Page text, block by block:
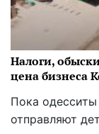
Налоги,
цена бизнеса
Пока
отправляют